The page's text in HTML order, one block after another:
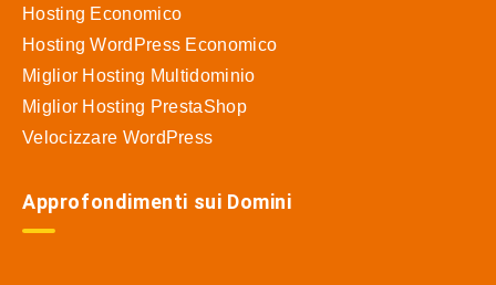
Hosting Economico
Hosting WordPress Economico
Miglior Hosting Multidominio
Miglior Hosting PrestaShop
Velocizzare WordPress
Approfondimenti sui Domini